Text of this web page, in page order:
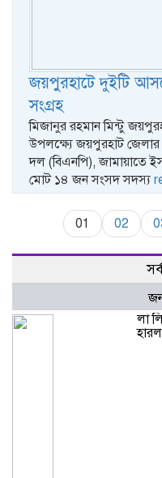
জয়পুরহাটে দুইটি
সংগ্রহ
মিজানুর রহমান মিন্টু
উপলক্ষ্যে জয়পুরহাট জেলার
দল (বিএনপি), জামায়াতে
মোট ১৪ জন সংসদ সদস্য
01 02
লা